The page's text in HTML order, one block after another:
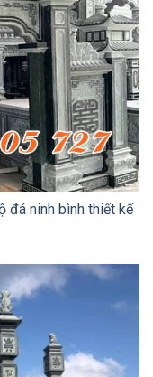
đá ninh bình thiết kế